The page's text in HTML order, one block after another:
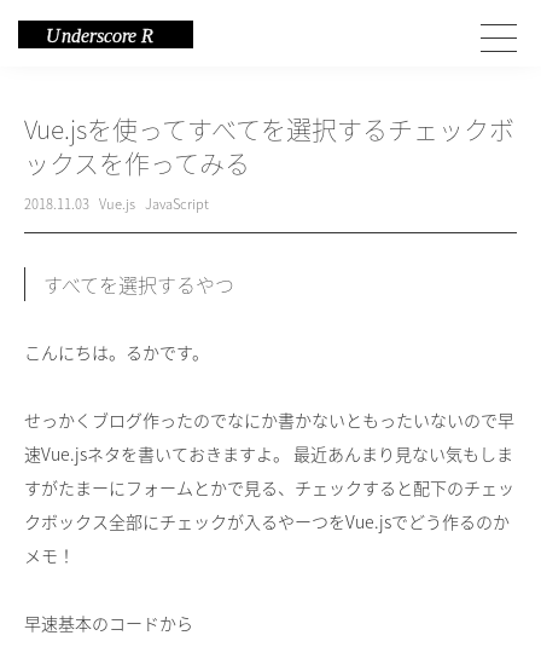
Vue.jsを使ってすべてを選択するチェックボ
ックスを作ってみる
2018.11.03 Vue.js JavaScript
すべてを選択するやつ
こんにちは。るかです。
せっかくブログ作ったのでなにか書かないともったいないので早
速Vue.jsネタを書いておきますよ。 最近あんまり見ない気もしま
すがたまーにフォームとかで見る、チェックすると配下のチェッ
クボックス全部にチェックが入るやーつをVue.jsでどう作るのか
メモ！
早速基本のコードから